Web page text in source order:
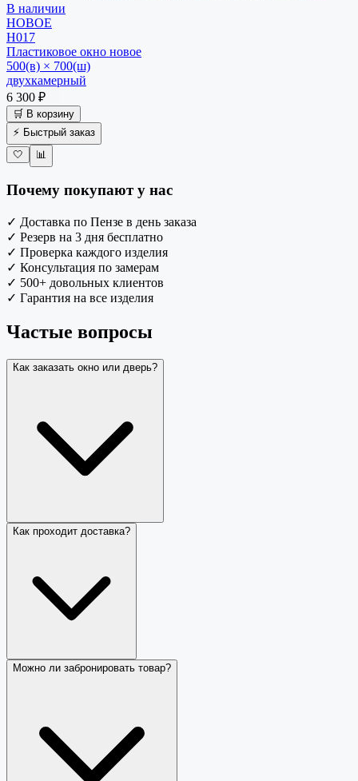
В наличии
НОВОЕ
Н017
Пластиковое окно новое
500(в) × 700(ш)
двухкамерный
6 300 ₽
🛒 В корзину
⚡ Быстрый заказ
🤍
📊
Почему покупают у нас
✓ Доставка по Пензе в день заказа
✓ Резерв на 3 дня бесплатно
✓ Проверка каждого изделия
✓ Консультация по замерам
✓ 500+ довольных клиентов
✓ Гарантия на все изделия
Частые вопросы
Как заказать окно или дверь?
Как проходит доставка?
Можно ли забронировать товар?